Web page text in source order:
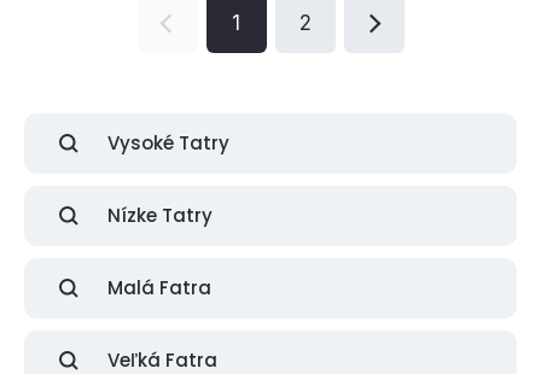
1 2
Vysoké Tatry
Nízke Tatry
Malá Fatra
Veľká Fatra